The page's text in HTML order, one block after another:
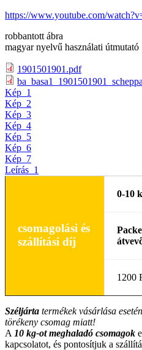
https://www.youtube.com/
robbantott ábra
magyar nyelvű használati útmutató
1901501901.pdf
Kép_1
Kép_2
Kép_3
Kép_4
Kép_5
Kép_6
Kép_7
Leírás_1
csomagolási és
szállítási díj
0-10
1200
Széljárta termékek vásárlása
törékeny csomag miatt!
A 10 kg-ot meghaladó csomagok
kapcsolatot, és pontosítjuk a